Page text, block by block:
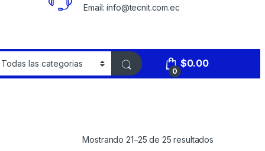
Email: info@tecnit.com.ec
0
$0.00
Mostrando 21–25 de 25 resultados